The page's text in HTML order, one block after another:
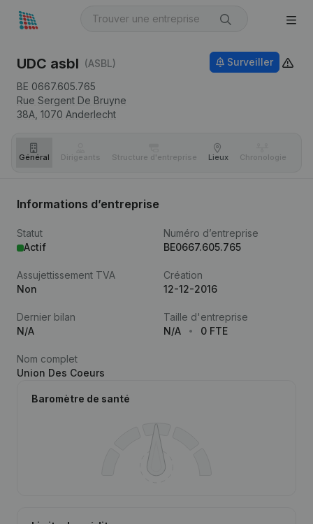
UDC asbl (ASBL)
BE 0667.605.765
Rue Sergent De Bruyne
38A, 1070 Anderlecht
Surveiller
Général Dirigeants Structure d'entreprise Lieux Chronologie
Informations d’entreprise
Statut
Actif
Numéro d’entreprise
BE0667.605.765
Assujettissement TVA
Non
Création
12-12-2016
Dernier bilan
N/A
Taille d'entreprise
N/A
0 FTE
Nom complet
Union Des Coeurs
Baromètre de santé